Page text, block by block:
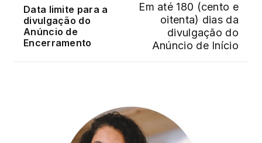
Data limite para a
divulgação do
Anúncio de
Encerramento
Em até 180 (cento e
oitenta) dias da
divulgação do
Anúncio de Início